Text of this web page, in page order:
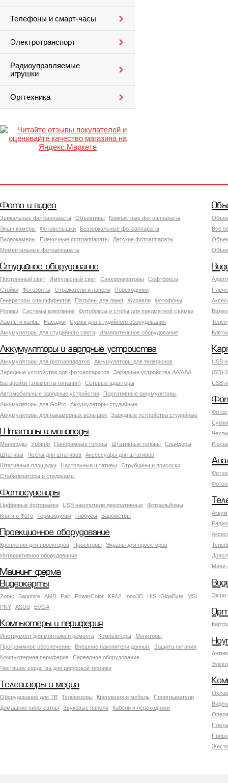
Телефоны и смарт-часы
Электротранспорт
Радиоуправляемые
игрушки
Оргтехника
Фото и видео
Зеркальные фотоаппараты Объективы
Компактные фотоаппараты
Экшн камеры
Фотовспышки
Беззеркальные фотоаппараты
Видеокамеры
Пленочные фотоаппараты
Детские фотоаппараты
Моментальные фотоаппараты
Все
Студийное оборудование
Постоянный свет Импульсный свет Синхронизаторы
Софтбоксы
Стойки
Фотозонты Отражатели и панели
Переходники
Генераторы спецэффектов
Патроны для ламп Журавли
Фотофоны
Ролики
Системы крепления
Фотобоксы и столы для предметной съемки
Лампы и колбы
Насадки
Сумки для студийного оборудования
Аккумуляторы для студийного света
Измерительное оборудование
Аккумуляторы и зарядные устройства
Аккумуляторы для фотоаппаратов
Аккумуляторы для телефонов
Зарядные устройства для фотоаппаратов
Зарядные устройства AA/AAA
Батарейки (элементы питания)
Сетевые адаптеры
Автомобильные зарядные устройства
Портативные аккумуляторы
Аккумуляторы для GoPro
Аккумуляторы студийные
Аккумуляторы для накамерных вспышек
Зарядные устройства студийные
USB
(SD)
USB
Штативы и моноподы
Моноподы Уровни Панорамные головы Штативные головы
Слайдеры
Штативы
Чехлы для штативов
Аксессуары для штативов
Штативные площадки
Настольные штативы
Струбцины и присоски
Стабилизаторы и стедикамы
Фотосувениры
Цифровые фоторамки USB накопители декоративные
Фотоальбомы
Книги о Фото
Термокружки Глобусы Барометры
Мини
Проекционное оборудование
Крепления для проекторов Проекторы
Экраны для проекторов
Интерактивное оборудование
Майнинг ферма
Экшн
Видеокарты
Zotac Sapphire AMD Palit PowerColor KFA2 Inno3D HIS GigaByte
MSI
PNY
ASUS EVGA
Компьютеры и периферия
Инструмент для монтажа и ремонта Компьютеры
Мониторы
Программное обеспечение
Внешние накопители данных
Защита питания
Компьютерная периферия
Серверное оборудование
Чистящие средства для цифровой техники
Телевизоры и медиа
Оборудование для ТВ Телевизоры Крепления и мебель
Проигрыватели
Домашние кинотеатры
Звуковые панели Кабели и переходники